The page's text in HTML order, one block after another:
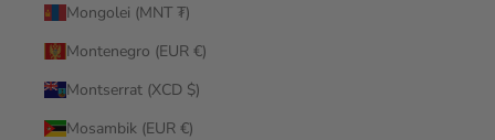
Mongolei (MNT ₮)
Montenegro (EUR €)
Montserrat (XCD $)
Mosambik (EUR €)